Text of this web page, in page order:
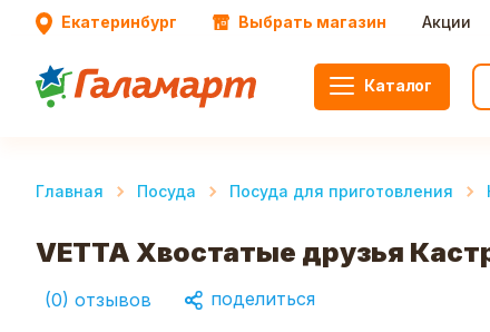
Екатеринбург Выбрать магазин Акции
Каталог
Главная Посуда Посуда для приготовления
VETTA Хвостатые друзья
(0) отзывов поделиться